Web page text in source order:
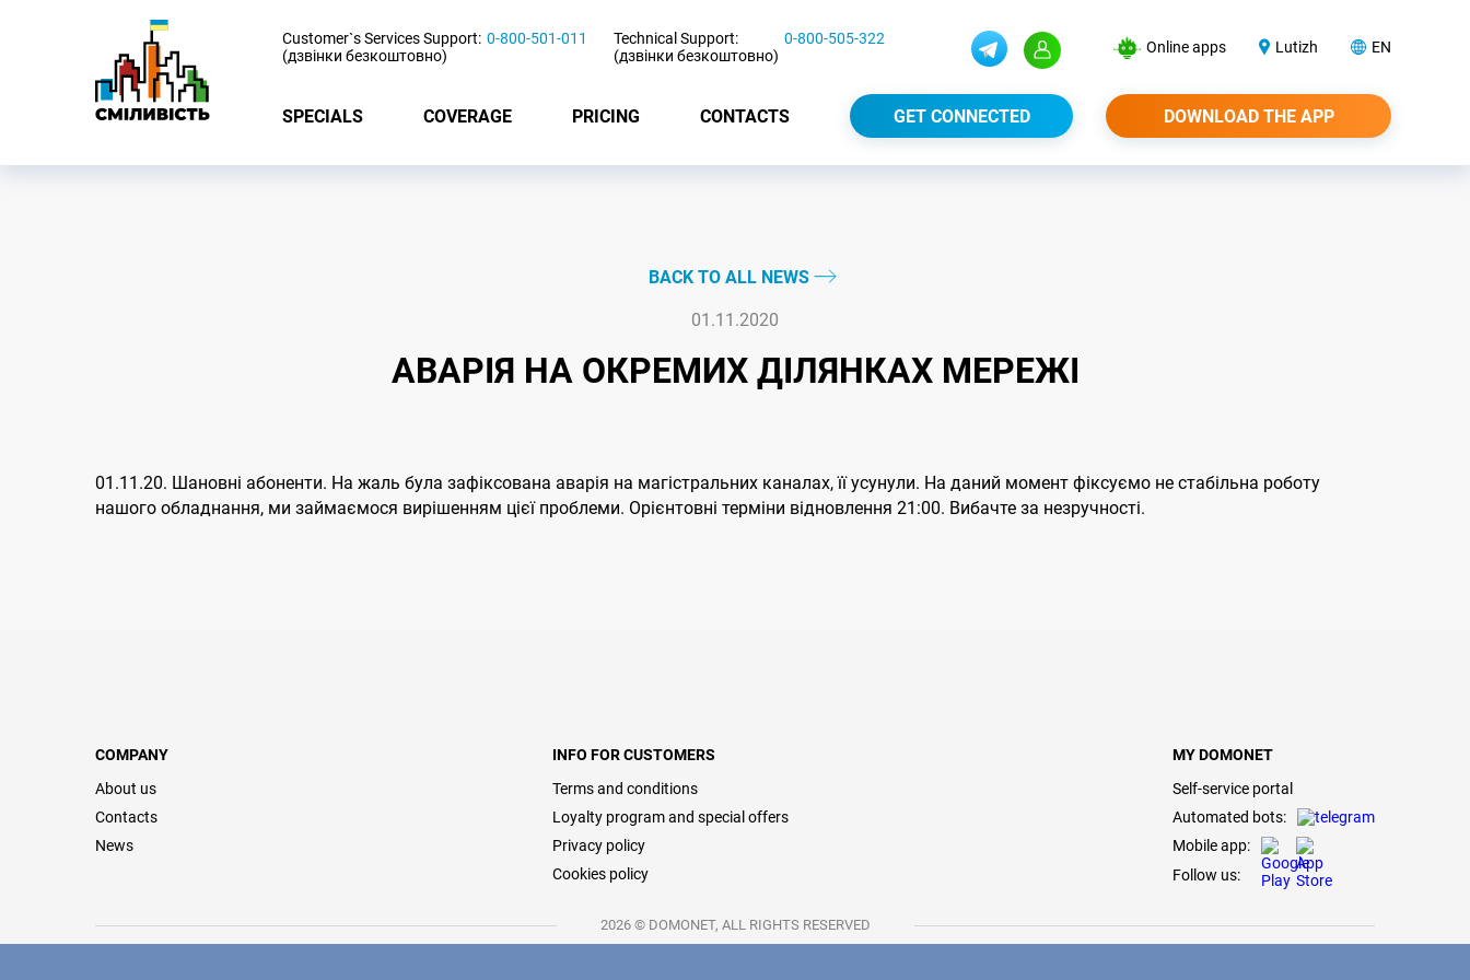
Customer`s Services Support:
(дзвінки безкоштовно)
0-800-501-011
Technical Support:
(дзвінки безкоштовно)
0-800-505-322 Online apps Lutizh EN
SPECIALS COVERAGE PRICING CONTACTS GET CONNECTED DOWNLOAD THE APP
BACK TO ALL NEWS
01.11.2020
АВАРІЯ НА ОКРЕМИХ ДІЛЯНКАХ МЕРЕЖІ
01.11.20. Шановні абоненти. На жаль була зафіксована аварія на магістральних каналах, її усунули. На даний момент фіксуємо не стабільна роботу
нашого обладнання, ми займаємося вирішенням цієї проблеми. Орієнтовні терміни відновлення 21:00. Вибачте за незручності.
COMPANY
About us
Contacts
News
INFO FOR CUSTOMERS
Terms and conditions
Loyalty program and special offers
Privacy policy
Cookies policy
MY DOMONET
Self-service portal
Automated bots:
Mobile app:
Follow us:
2026 © DOMONET, ALL RIGHTS RESERVED